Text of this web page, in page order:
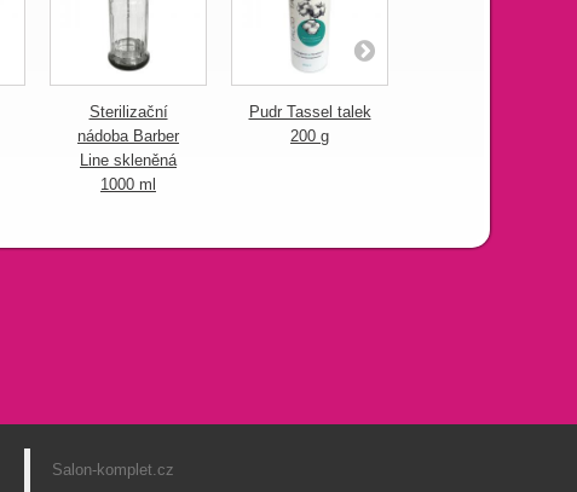
Sterilizační
nádoba Barber
Line skleněná
1000 ml
Pudr Tassel talek
200 g
Salon-komplet.cz